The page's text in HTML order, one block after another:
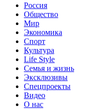
Россия
Общество
Мир
Экономика
Спорт
Культура
Life Style
Семья и жизнь
Эксклюзивы
Спецпроекты
Видео
О нас